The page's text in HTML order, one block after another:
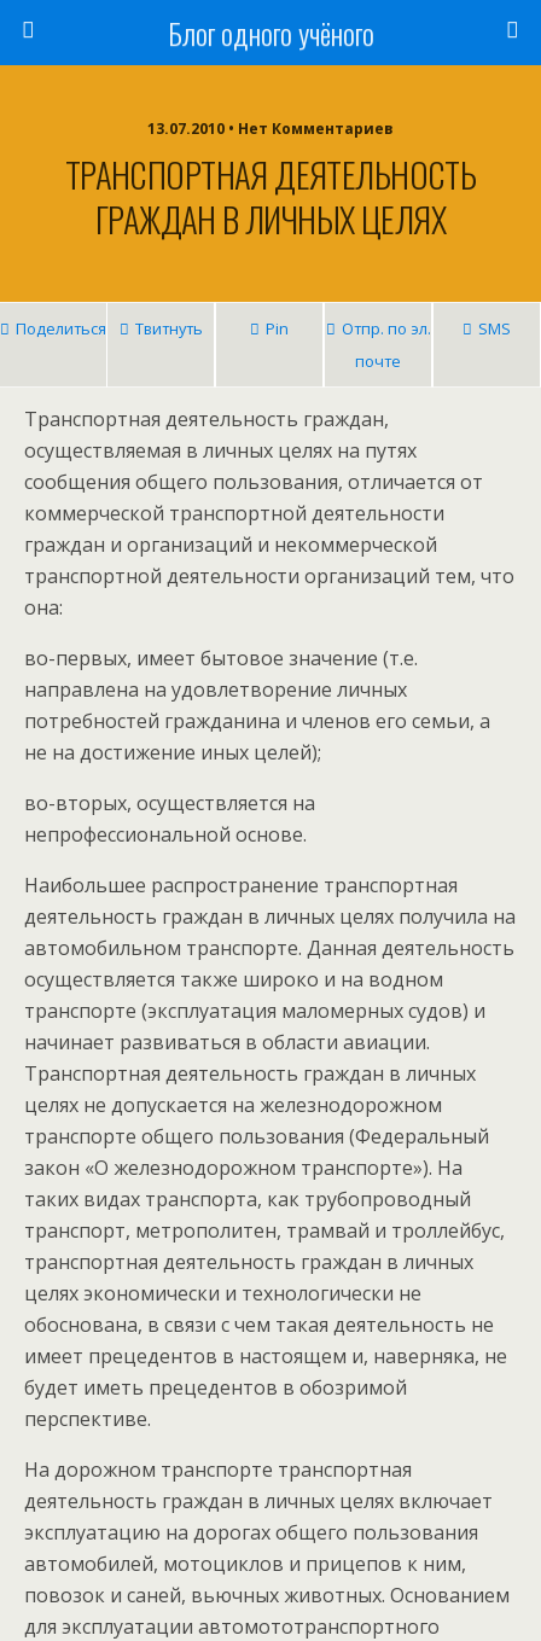
Блог одного учёного
13.07.2010 • Нет Комментариев
ТРАНСПОРТНАЯ ДЕЯТЕЛЬНОСТЬ
ГРАЖДАН В ЛИЧНЫХ ЦЕЛЯХ
Поделиться Твитнуть Pin
Отпр. по эл.
почте
SMS
Транспортная деятельность граждан,
осуществляемая в личных целях на путях
сообщения общего пользования, отличается от
коммерческой транспортной деятельности
граждан и организаций и некоммерческой
транспортной деятельности организаций тем, что
она:
во-первых, имеет бытовое значение (т.е.
направлена на удовлетворение личных
потребностей гражданина и членов его семьи, а
не на достижение иных целей);
во-вторых, осуществляется на
непрофессиональной основе.
Наибольшее распространение транспортная
деятельность граждан в личных целях получила на
автомобильном транспорте. Данная деятельность
осуществляется также широко и на водном
транспорте (эксплуатация маломерных судов) и
начинает развиваться в области авиации.
Транспортная деятельность граждан в личных
целях не допускается на железнодорожном
транспорте общего пользования (Федеральный
закон «О железнодорожном транспорте»). На
таких видах транспорта, как трубопроводный
транспорт, метрополитен, трамвай и троллейбус,
транспортная деятельность граждан в личных
целях экономически и технологически не
обоснована, в связи с чем такая деятельность не
имеет прецедентов в настоящем и, наверняка, не
будет иметь прецедентов в обозримой
перспективе.
На дорожном транспорте транспортная
деятельность граждан в личных целях включает
эксплуатацию на дорогах общего пользования
автомобилей, мотоциклов и прицепов к ним,
повозок и саней, вьючных животных. Основанием
для эксплуатации автомототранспортного